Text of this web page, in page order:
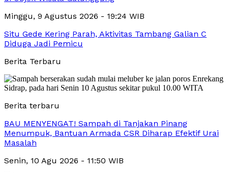
Minggu, 9 Agustus 2026 - 19:24 WIB
Situ Gede Kering Parah, Aktivitas Tambang Galian C
Diduga Jadi Pemicu
Berita Terbaru
Berita terbaru
BAU MENYENGAT! Sampah di Tanjakan Pinang
Menumpuk, Bantuan Armada CSR Diharap Efektif Urai
Masalah
Senin, 10 Agu 2026 - 11:50 WIB